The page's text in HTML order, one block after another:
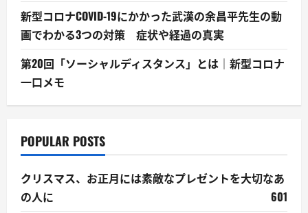
新型コロナCOVID-19にかかった武漢の余昌平先生の動
画でわかる3つの対策 症状や経過の真実
第20回「ソーシャルディスタンス」とは｜新型コロナ
一口メモ
POPULAR POSTS
クリスマス、お正月には素敵なプレゼントを大切なあ
の人に
601